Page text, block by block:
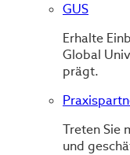
GUS
Erhalte
Global
prägt.
Treten Sie
und